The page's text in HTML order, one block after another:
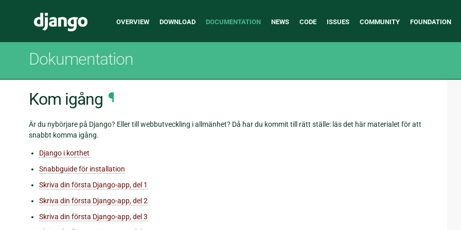
Django
Main
OVERVIEW DOWNLOAD DOCUMENTATION NEWS CODE ISSUES COMMUNITY FOUNDATION
Dokumentation
Kom igång ¶
Är du nybörjare på Django? Eller till webbutveckling i allmänhet? Då har du kommit till rätt ställe: läs det här materialet för att
snabbt komma igång.
Django i korthet
Snabbguide för installation
Skriva din första Django-app, del 1
Skriva din första Django-app, del 2
Skriva din första Django-app, del 3